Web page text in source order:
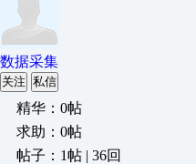
数据采集
关注 私信
精华：0帖
求助：0帖
帖子：1帖 | 36回